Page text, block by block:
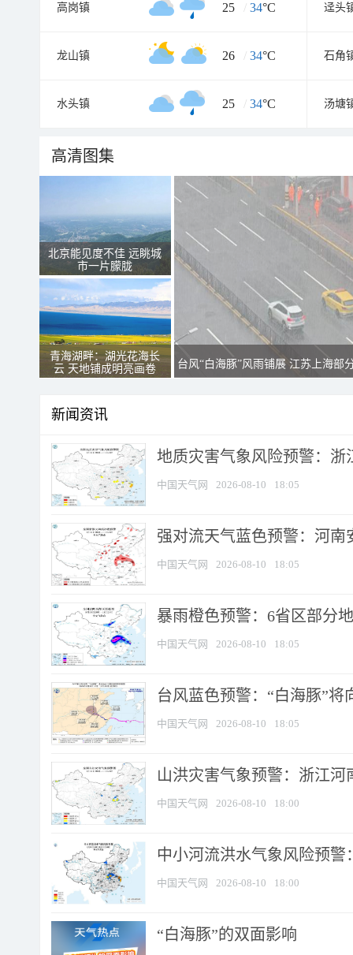
高岗镇 25 / 34°C 迳头
龙山镇 26 / 34°C 石角
水头镇 25 / 34°C 汤塘
高清图集
北京能见度不佳 远眺城
市一片朦胧
青海湖畔：湖光花海长
云 天地铺成明亮画卷
台风“白海豚”风雨铺展 江苏上海部
新闻资讯
地质灾害气象风险预警：浙
中国天气网 2026-08-10 18:05
强对流天气蓝色预警：河南
中国天气网 2026-08-10 18:05
暴雨橙色预警：6省区部分
中国天气网 2026-08-10 18:05
台风蓝色预警：“白海豚”
中国天气网 2026-08-10 18:05
山洪灾害气象预警：浙江
中国天气网 2026-08-10 18:00
中小河流洪水气象风险预
中国天气网 2026-08-10 18:00
​“白海豚”的双面影响